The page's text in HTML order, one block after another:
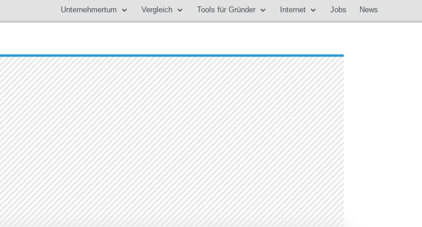
Unternehmertum Vergleich Tools für Gründer Internet Jobs News